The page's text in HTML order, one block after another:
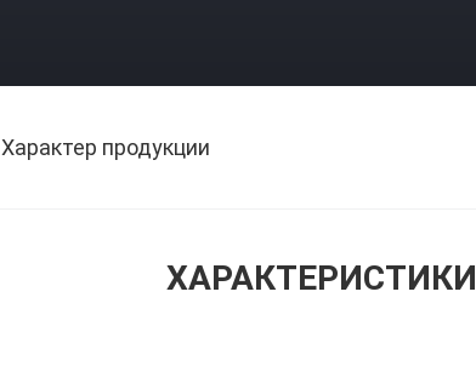
Характер продукции
ХАРАКТЕРИСТИКИ